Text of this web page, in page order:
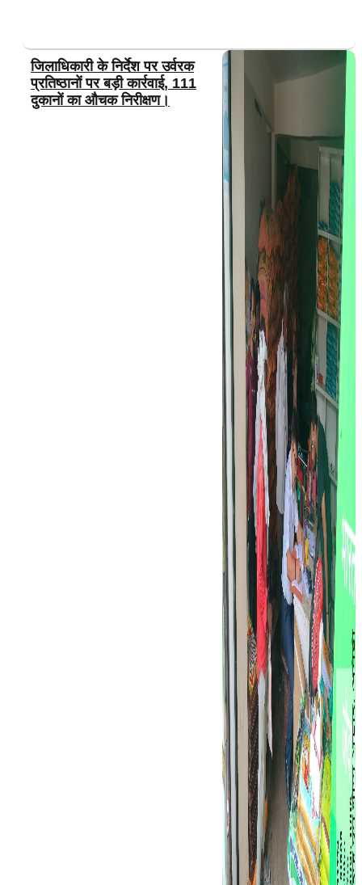
जिलाधिकारी के निर्देश पर उर्वरक
प्रतिष्ठानों पर बड़ी कार्रवाई, 111
दुकानों का औचक निरीक्षण।